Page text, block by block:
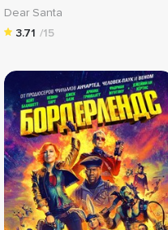
Dear Santa
3.71 /15